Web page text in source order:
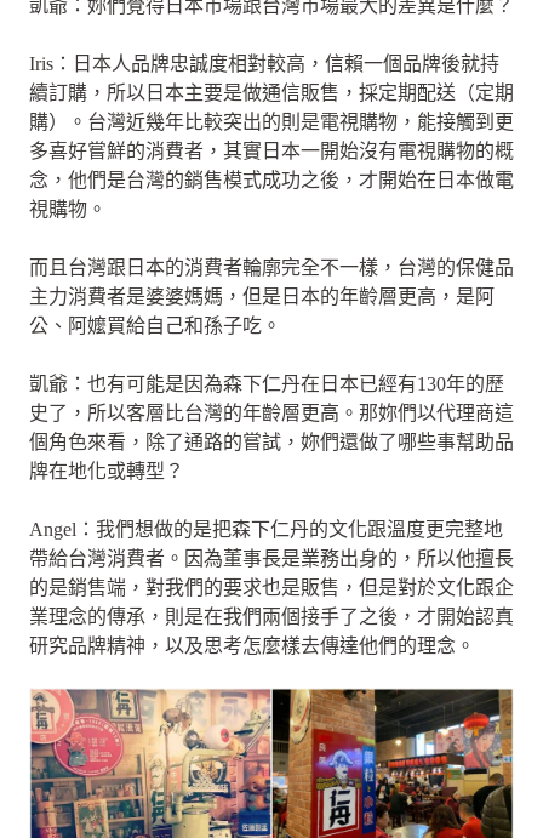
凱爺：妳們覺得日本市場跟台灣市場最大的差異是什麼？
Iris：日本人品牌忠誠度相對較高，信賴一個品牌後就持
續訂購，所以日本主要是做通信販售，採定期配送（定期
購）。台灣近幾年比較突出的則是電視購物，能接觸到更
多喜好嘗鮮的消費者，其實日本一開始沒有電視購物的概
念，他們是台灣的銷售模式成功之後，才開始在日本做電
視購物。
而且台灣跟日本的消費者輪廓完全不一樣，台灣的保健品
主力消費者是婆婆媽媽，但是日本的年齡層更高，是阿
公、阿嬤買給自己和孫子吃。
凱爺：也有可能是因為森下仁丹在日本已經有130年的歷
史了，所以客層比台灣的年齡層更高。那妳們以代理商這
個角色來看，除了通路的嘗試，妳們還做了哪些事幫助品
牌在地化或轉型？
Angel：我們想做的是把森下仁丹的文化跟溫度更完整地
帶給台灣消費者。因為董事長是業務出身的，所以他擅長
的是銷售端，對我們的要求也是販售，但是對於文化跟企
業理念的傳承，則是在我們兩個接手了之後，才開始認真
研究品牌精神，以及思考怎麼樣去傳達他們的理念。